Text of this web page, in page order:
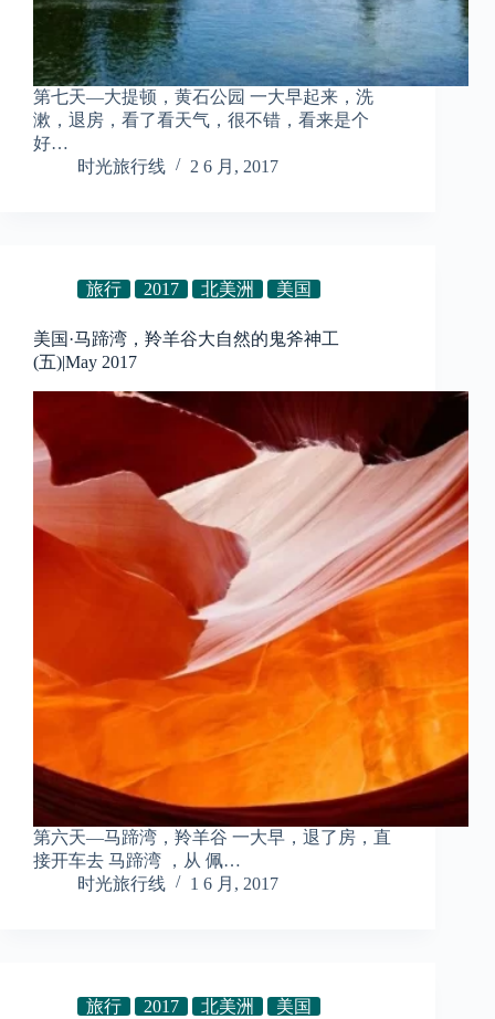
第七天—大提顿，黄石公园 一大早起来，洗
漱，退房，看了看天气，很不错，看来是个
好…
时光旅行线
2 6 月, 2017
旅行 2017 北美洲 美国
美国·马蹄湾，羚羊谷大自然的鬼斧神工
(五)|May 2017
第六天—马蹄湾，羚羊谷 一大早，退了房，直
接开车去 马蹄湾 ，从 佩…
时光旅行线
1 6 月, 2017
旅行 2017 北美洲 美国